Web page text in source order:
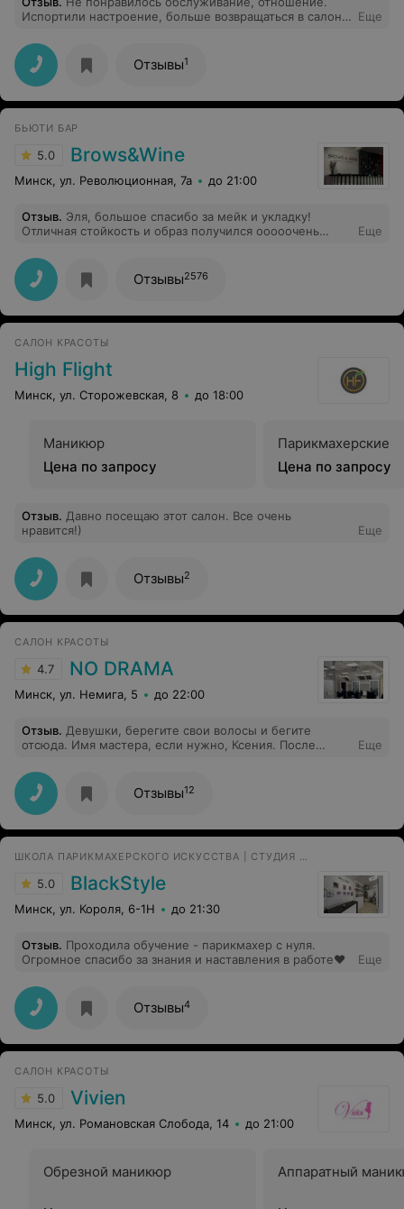
Испортили настроение, больше возвращаться в салон
Еще
Отзывы1
БЬЮТИ БАР
5.0 Brows&Wine
Минск, ул. Революционная, 7а до 21:00
Отзыв. Эля, большое спасибо за мейк и укладку!
Отличная стойкость и образ получился ооооочень
отлично, я очень довольна)
Еще
Отзывы2576
САЛОН КРАСОТЫ
High Flight
Минск, ул. Сторожевская, 8 до 18:00
Маникюр
Цена по запросу
Парикмахерские
Цена по запросу
Отзыв. Давно посещаю этот салон. Все очень
нравится!)
Еще
Отзывы2
САЛОН КРАСОТЫ
4.7 NO DRAMA
Минск, ул. Немига, 5 до 22:00
Отзыв. Девушки, берегите свои волосы и бегите
отсюда. Имя мастера, если нужно, Ксения. После
тест-пряди, ни предупреждений не было. Корни
пересушены почти черной аммиачной краской,
которую мастер втихую нанесла после
«недоосветления» корней. Вы представляете себе
такой уровень сервиса? Сначала я просто была в
подкрашивании корней, все мои переживания
подтвердила уже другая мастер). Связаться с
руководством лично невозможно. Мне перезвонила
девушка, назвавшись «руководителем», и начала
защищать мастеров, утверждая, что «все сделали
предупредили, ее ответ убил: «Не знаю». Вместо
возврата денег предложили маску в мойке в подарок.
Еще
Отзывы12
ШКОЛА ПАРИКМАХЕРСКОГО ИСКУССТВА | СТУДИЯ КРАСОТЫ
5.0 BlackStyle
Минск, ул. Короля, 6-1Н до 21:30
Отзыв. Проходила обучение - парикмахер с нуля.
Огромное спасибо за знания и наставления в работе❤️
Еще
Отзывы4
САЛОН КРАСОТЫ
5.0 Vivien
Минск, ул. Романовская Слобода, 14 до 21:00
Обрезной маникюр Аппаратный